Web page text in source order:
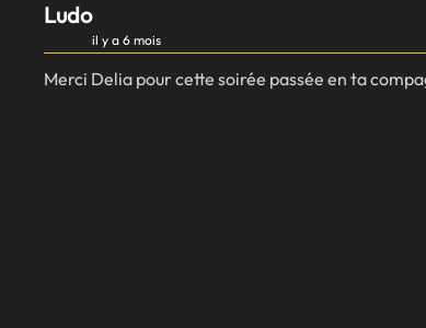
Ludo
il y a 6 mois
Merci Delia pour cette soirée passée en ta